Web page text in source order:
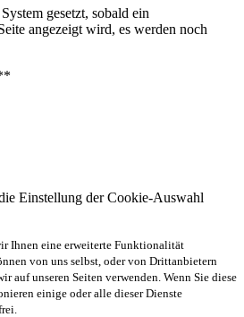
gesetzt, sobald ein
angezeigt wird, es werden noch
Einstellung der Cookie-Auswahl
Ihnen eine erweiterte Funktionalität
von uns selbst, oder von Drittanbietern
auf unseren Seiten verwenden. Wenn Sie diese
einige oder alle dieser Dienste